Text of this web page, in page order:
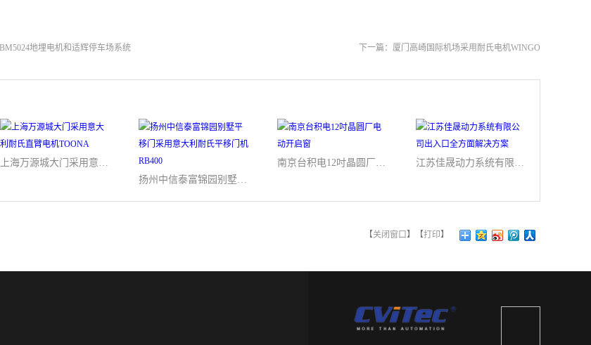
地埋电机和适辉停车场系统 下一篇： 厦门高崎国际机场采用耐氏电机WINGO
上海万源城大门采用意大利耐氏直臂电机TOONA
扬州中信泰富锦园别墅平移门采用意大利耐氏平移门机RB400
南京台积电12吋晶圆厂电动开启窗 江苏佳晟动力系统有限公司出入口全方面解决方案
【关闭窗口 】【打印】